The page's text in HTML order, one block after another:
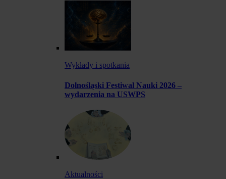
Wykłady i spotkania
Dolnośląski Festiwal Nauki 2026 –
wydarzenia na USWPS
Aktualności